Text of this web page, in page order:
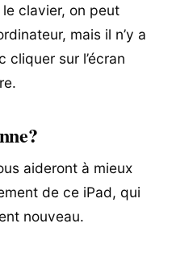
clavier, on peut
mais il n’y a
cliquer sur l’écran
aideront à mieux
de ce iPad, qui
nouveau.